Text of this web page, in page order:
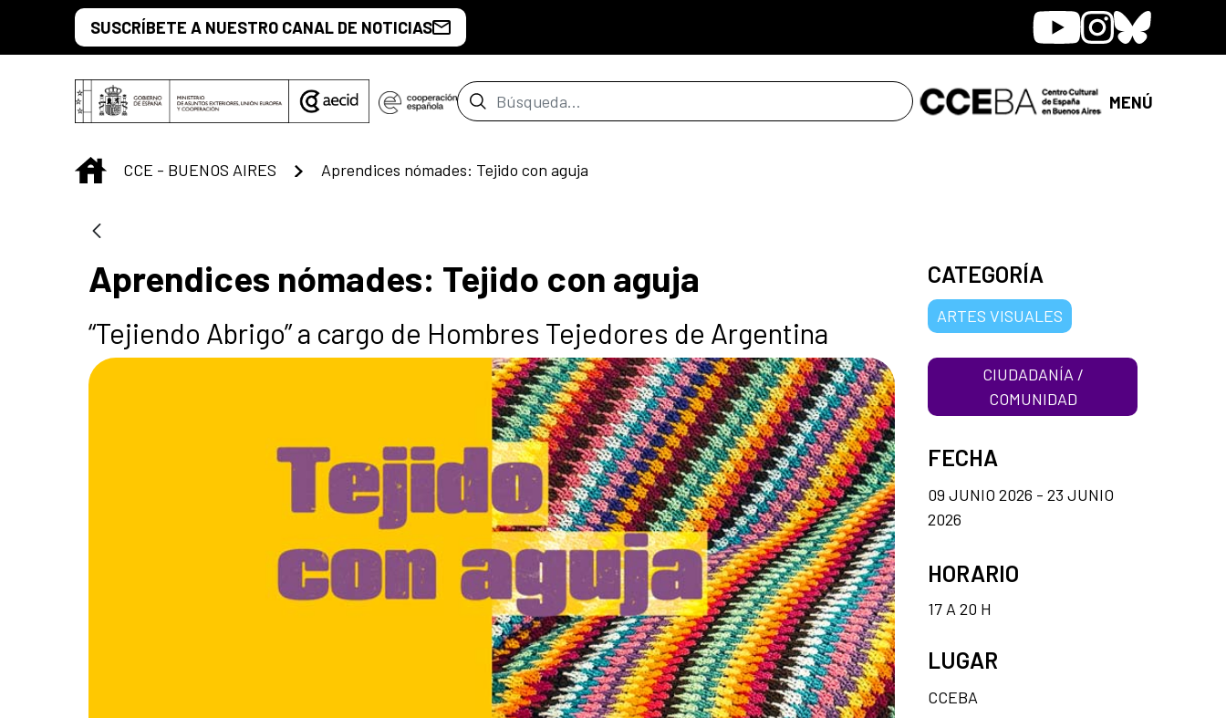
Saltar al contenido principal
SUSCRÍBETE A NUESTRO CANAL DE NOTICIAS YoutubeInstagram
Bluesky
Barra de búsqueda MENÚ
INICIO
CCE - BUENOS AIRES Aprendices nómades: Tejido con aguja
Aprendices nómades: Tejido con aguja
“Tejiendo Abrigo” a cargo de Hombres Tejedores de Argentina
CATEGORÍA
ARTES VISUALES
CIUDADANÍA /
COMUNIDAD
FECHA
09 JUNIO 2026 - 23 JUNIO
2026
HORARIO
17 A 20 H
LUGAR
CCEBA